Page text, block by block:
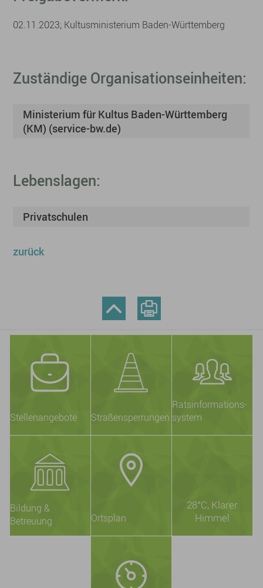
02.11.2023; Kultusministerium Baden-Württemberg
Zuständige Organisationseinheiten:
Ministerium für Kultus Baden-Württemberg
(KM) (service-bw.de)
Lebenslagen:
Privatschulen
zurück
Stellenangebote Straßensperrungen
Ratsinformations-
system
Bildung &
Betreuung
Ortsplan
28°C, Klarer
Himmel